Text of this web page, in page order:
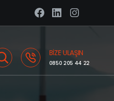
BIZE ULAŞIN
0850 205 44 22